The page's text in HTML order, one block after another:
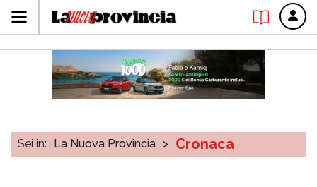
Sei in: La Nuova Provincia > Cronaca